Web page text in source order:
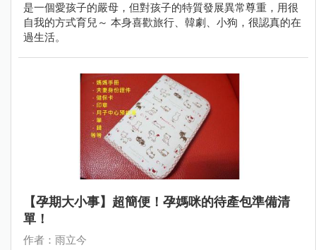
是一個愛孩子的嚴母，但對孩子的特質發展異常尊重，用很
自我的方式育兒～ 本身喜歡旅行、韓劇、小狗，很認真的在
過生活。
【孕期大小事】超簡便！孕媽咪的待產包準備清
單！
作者：雨立今